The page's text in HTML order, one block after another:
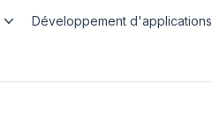
Développement d'applications